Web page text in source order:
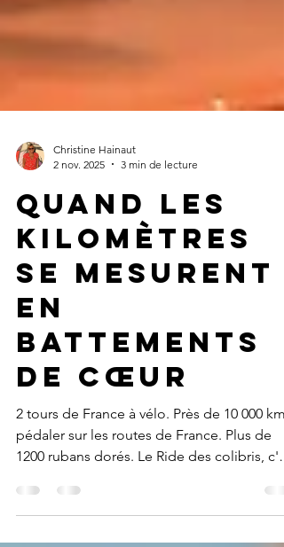
2 nov. 2025
3 min de lecture
Quand les
kilomètres
se mesurent
en
battements
de cœur
2 tours de France à vélo. Près de 10 000 km
pédaler sur les routes de France. Plus de
1200 rubans dorés. Le Ride des colibris, c'est